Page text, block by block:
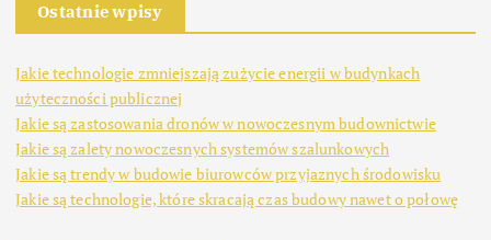
Ostatnie wpisy
Jakie technologie zmniejszają zużycie energii w budynkach
użyteczności publicznej
Jakie są zastosowania dronów w nowoczesnym budownictwie
Jakie są zalety nowoczesnych systemów szalunkowych
Jakie są trendy w budowie biurowców przyjaznych środowisku
Jakie są technologie, które skracają czas budowy nawet o połowę